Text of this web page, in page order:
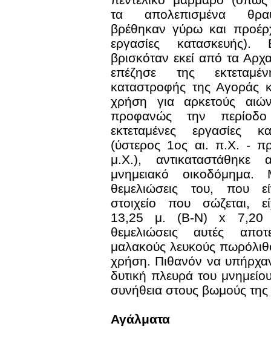
τα απολεπισμένα
βρέθηκαν γύρω και
εργασίες κατασκευής).
βρισκόταν εκεί από τα
επέζησε της
καταστροφής της Αγοράς
χρήση για αρκετούς
προφανώς την
εκτεταμένες εργασίες
(ύστερος 1ος αι. π.Χ. -
μ.Χ.),
μνημειακό
θεμελιώσεις του, που
στοιχείο που σώζεται,
13,25 μ. (Β-Ν) x 7,20
θεμελιώσεις αυτές
μαλακούς λευκούς
χρήση. Πιθανόν να
δυτική πλευρά του
συνήθεια στους βωμούς
Αγάλματα